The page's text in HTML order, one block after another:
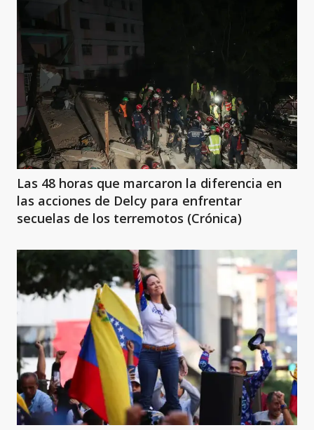
Las 48 horas que marcaron la diferencia en
las acciones de Delcy para enfrentar
secuelas de los terremotos (Crónica)